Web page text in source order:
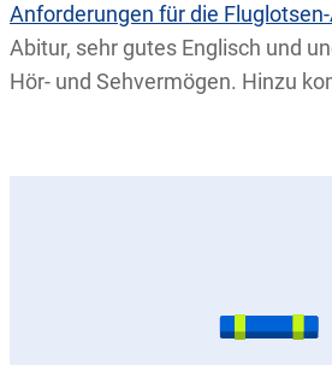
Anforderungen für die
Abitur, sehr gutes Englisch und
Hör- und Sehvermögen. Hinzu
dem Weg dahin. Außerdem